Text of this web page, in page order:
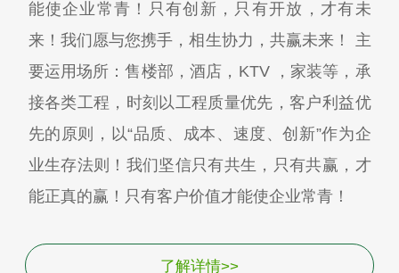
能使企业常青！只有创新，只有开放，才有未
来！我们愿与您携手，相生协力，共赢未来！ 主
要运用场所：售楼部，酒店，KTV ，家装等，承
接各类工程，时刻以工程质量优先，客户利益优
先的原则，以“品质、成本、速度、创新”作为企
业生存法则！我们坚信只有共生，只有共赢，才
能正真的赢！只有客户价值才能使企业常青！
了解详情>>